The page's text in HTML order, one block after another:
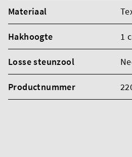
Materiaal
Hakhoogte 1
Losse steunzool
Productnummer